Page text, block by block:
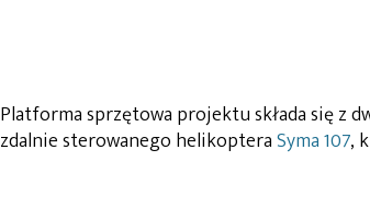
Platforma sprzętowa projektu składa się z
zdalnie sterowanego helikopteraSyma 107,